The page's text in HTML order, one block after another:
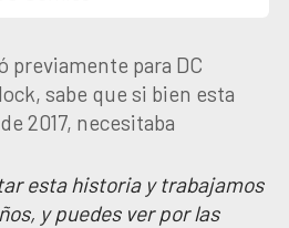
para DC
sabe que si bien esta
2017, necesitaba
esta historia y trabajamos
y puedes ver por las